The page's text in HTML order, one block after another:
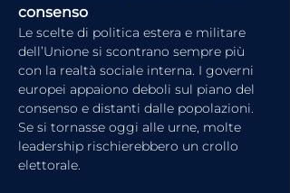
consenso
Le scelte di politica estera e militare
dell’Unione si scontrano sempre più
con la realtà sociale interna. I governi
europei appaiono deboli sul piano del
consenso e distanti dalle popolazioni.
Se si tornasse oggi alle urne, molte
leadership rischierebbero un crollo
elettorale.